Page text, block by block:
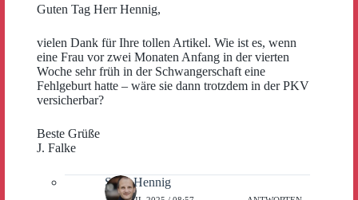
Guten Tag Herr Hennig,
vielen Dank für Ihre tollen Artikel. Wie ist es, wenn
eine Frau vor zwei Monaten Anfang in der vierten
Woche sehr früh in der Schwangerschaft eine
Fehlgeburt hatte – wäre sie dann trotzdem in der PKV
versicherbar?
Beste Grüße
J. Falke
Sven Hennig